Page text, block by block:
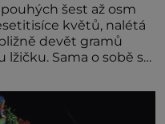
šest až osm
květů, nalétá
devět gramů
Sama o sobě se
svého včelstva,
organismů